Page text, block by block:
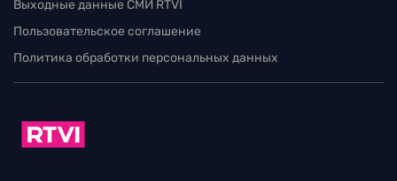
Выходные данные СМИ RTVI
Пользовательское соглашение
Политика обработки персональных данных